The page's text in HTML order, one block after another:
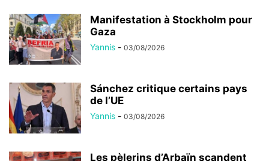
Manifestation à Stockholm pour
Gaza
Yannis - 03/08/2026
Sánchez critique certains pays
de l’UE
Yannis - 03/08/2026
Les pèlerins d’Arbaïn scandent